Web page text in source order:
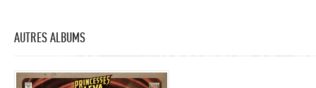
AUTRES ALBUMS